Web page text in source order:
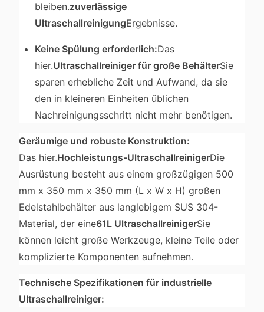
bleiben.zuverlässige
UltraschallreinigungErgebnisse.
Keine Spülung erforderlich:Das
hier.Ultraschallreiniger für große BehälterSie
sparen erhebliche Zeit und Aufwand, da sie
den in kleineren Einheiten üblichen
Nachreinigungsschritt nicht mehr benötigen.
Geräumige und robuste Konstruktion:
Das hier.Hochleistungs-UltraschallreinigerDie
Ausrüstung besteht aus einem großzügigen 500
mm x 350 mm x 350 mm (L x W x H) großen
Edelstahlbehälter aus langlebigem SUS 304-
Material, der eine61L UltraschallreinigerSie
können leicht große Werkzeuge, kleine Teile oder
komplizierte Komponenten aufnehmen.
Technische Spezifikationen für industrielle
Ultraschallreiniger: